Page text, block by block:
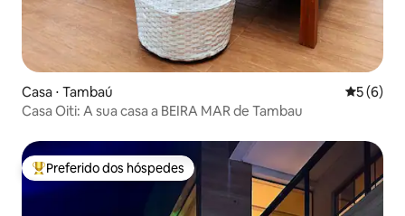
Casa ⋅ Tambaú 5 de
5 (6)
Casa Oiti: A sua casa a BEIRA MAR de Tambau
Entre os melhores preferidos dos hóspedes
Preferido dos hóspedes